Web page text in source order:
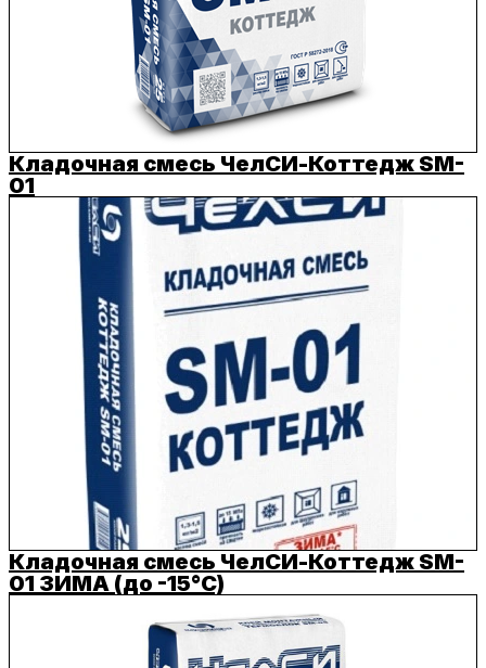
Кладочная смесь ЧелСИ-Коттедж SM-
01
Кладочная смесь ЧелСИ-Коттедж SM-
01 ЗИМА (до -15°C)